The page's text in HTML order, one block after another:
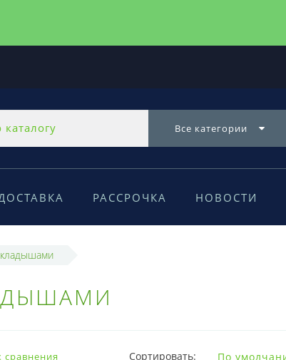
Все категории
РАССРОЧКА НОВОСТИ
сравнения Сортировать: